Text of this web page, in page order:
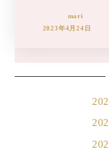
mari
2023年4月24日